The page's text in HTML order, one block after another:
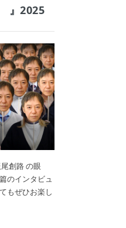
』2025
創路 の眼
のインタビュ
もぜひお楽し